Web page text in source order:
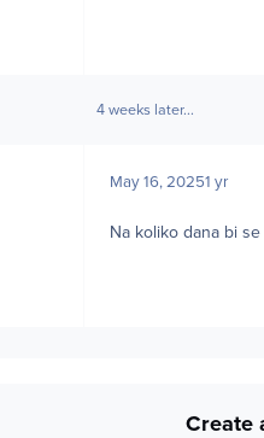
4 weeks later...
May 16, 20251 yr
Na koliko dana bi se
Create